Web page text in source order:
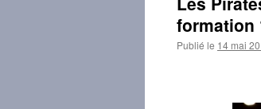
formation
Publié le 14 mai